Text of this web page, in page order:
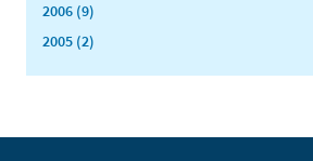
2006 (9)
2005 (2)